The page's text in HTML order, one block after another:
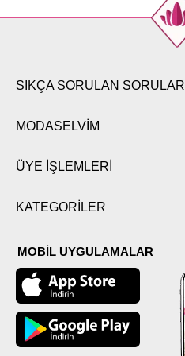
SIKÇA SORULAN SORULAR
MODASELVİM
ÜYE İŞLEMLERİ
KATEGORİLER
MOBİL UYGULAMALAR